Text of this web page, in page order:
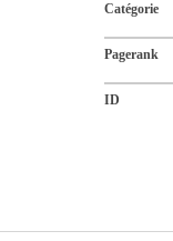
Catégorie
Pagerank
ID